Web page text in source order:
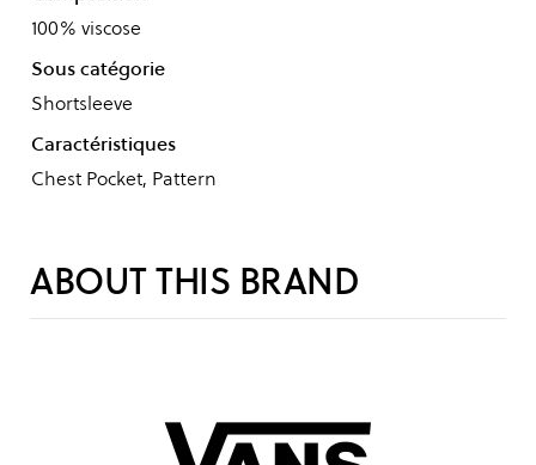
100% viscose
Sous catégorie
Shortsleeve
Caractéristiques
Chest Pocket, Pattern
ABOUT THIS BRAND